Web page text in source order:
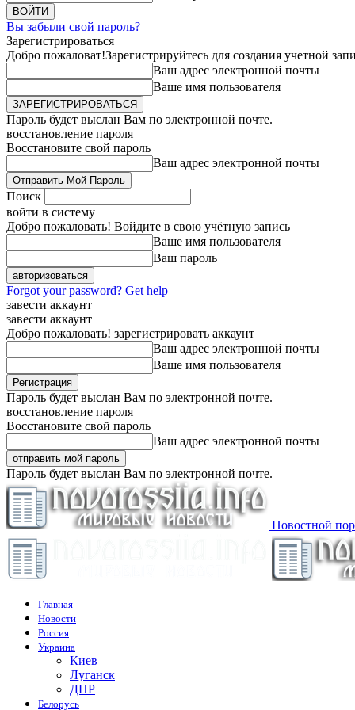
Вы забыли свой пароль?
Зарегистрироваться
Добро пожаловат!Зарегистрируйтесь для создания учетной
Ваш адрес электронной почты
Ваше имя пользователя
Пароль будет выслан Вам по электронной почте.
восстановление пароля
Восстановите свой пароль
Ваш адрес электронной почты
Поиск
войти в систему
Добро пожаловать! Войдите в свою учётную запись
Ваше имя пользователя
Ваш пароль
Forgot your password? Get help
завести аккаунт
завести аккаунт
Добро пожаловать! зарегистрировать аккаунт
Ваш адрес электронной почты
Ваше имя пользователя
Пароль будет выслан Вам по электронной почте.
восстановление пароля
Восстановите свой пароль
Ваш адрес электронной почты
Пароль будет выслан Вам по электронной почте.
Новостной
Главная
Новости
Россия
Украина
Киев
Луганск
ДНР
Белорусь